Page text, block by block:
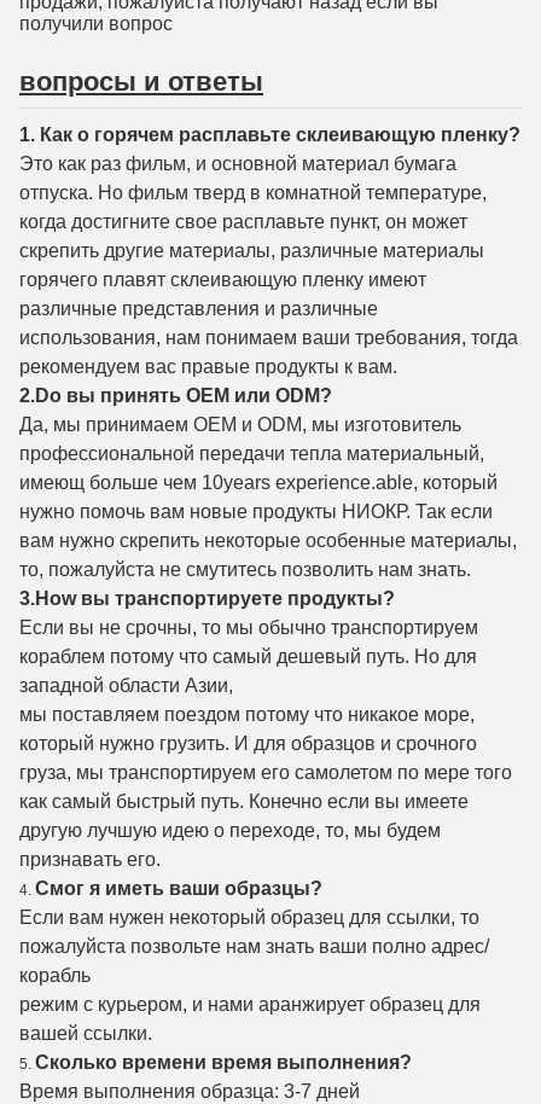
получили вопрос
вопросы и ответы
1. Как о горячем расплавьте склеивающую пленку?
Это как раз фильм, и основной материал бумага
отпуска. Но фильм тверд в комнатной температуре,
когда достигните свое расплавьте пункт, он может
скрепить другие материалы, различные материалы
горячего плавят склеивающую пленку имеют
различные представления и различные
использования, нам понимаем ваши требования, тогда
рекомендуем вас правые продукты к вам.
2.Do вы принять OEM или ODM?
Да, мы принимаем OEM и ODM, мы изготовитель
профессиональной передачи тепла материальный,
имеющ больше чем 10years experience.able, который
нужно помочь вам новые продукты НИОКР. Так если
вам нужно скрепить некоторые особенные материалы,
то, пожалуйста не смутитесь позволить нам знать.
3.How вы транспортируете продукты?
Если вы не срочны, то мы обычно транспортируем
кораблем потому что самый дешевый путь. Но для
западной области Азии,
мы поставляем поездом потому что никакое море,
который нужно грузить. И для образцов и срочного
груза, мы транспортируем его самолетом по мере того
как самый быстрый путь. Конечно если вы имеете
другую лучшую идею о переходе, то, мы будем
признавать его.
4. Смог я иметь ваши образцы?
Если вам нужен некоторый образец для ссылки, то
пожалуйста позвольте нам знать ваши полно адрес/
корабль
режим с курьером, и нами аранжирует образец для
вашей ссылки.
5. Сколько времени время выполнения?
Время выполнения образца: 3-7 дней